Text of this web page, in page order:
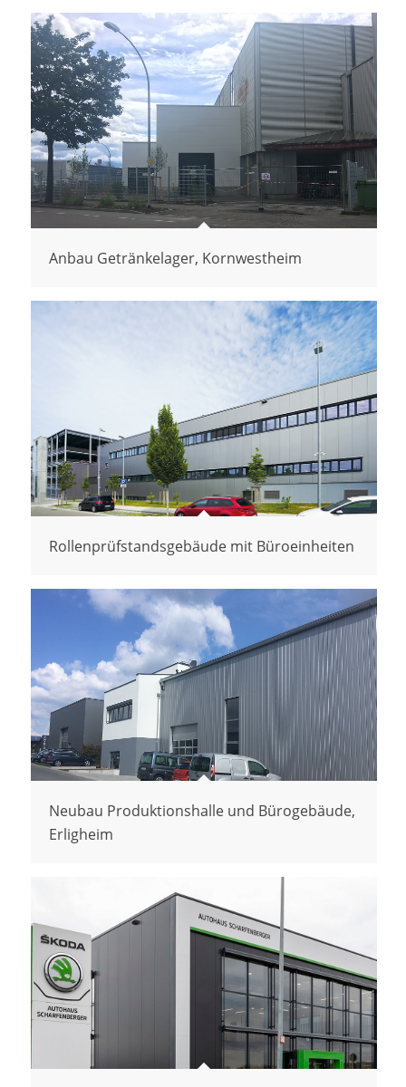
Anbau Getränkelager, Kornwestheim
Rollenprüfstandsgebäude mit Büroeinheiten
Neubau Produktionshalle und Bürogebäude,
Erligheim